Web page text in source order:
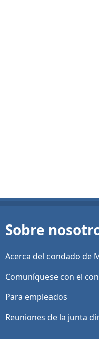
Sobre
Acerca del condado de
Comuníquese con el
Para empleados
Reuniones de la junta